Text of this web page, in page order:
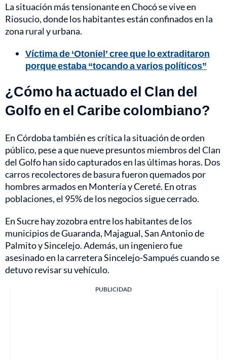
La situación más tensionante en Chocó se vive en
Riosucio, donde los habitantes están confinados en la
zona rural y urbana.
Víctima de ‘Otoniel’ cree que lo extraditaron
porque estaba “tocando a varios políticos”
¿Cómo ha actuado el Clan del
Golfo en el Caribe colombiano?
En Córdoba también es crítica la situación de orden
público, pese a que nueve presuntos miembros del Clan
del Golfo han sido capturados en las últimas horas. Dos
carros recolectores de basura fueron quemados por
hombres armados en Montería y Cereté. En otras
poblaciones, el 95% de los negocios sigue cerrado.
En Sucre hay zozobra entre los habitantes de los
municipios de Guaranda, Majagual, San Antonio de
Palmito y Sincelejo. Además, un ingeniero fue
asesinado en la carretera Sincelejo-Sampués cuando se
detuvo revisar su vehículo.
PUBLICIDAD